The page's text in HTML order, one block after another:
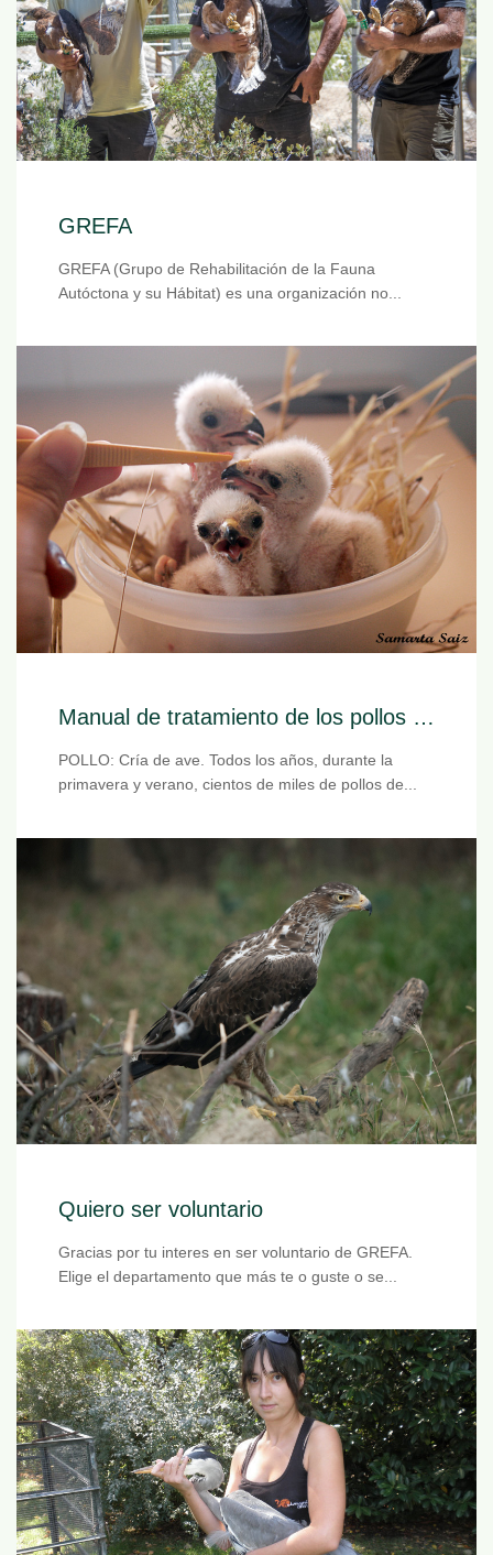
GREFA
GREFA (Grupo de Rehabilitación de la Fauna
Autóctona y su Hábitat) es una organización no...
Manual de tratamiento de los pollos huérfanos
POLLO: Cría de ave. Todos los años, durante la
primavera y verano, cientos de miles de pollos de...
Quiero ser voluntario
Gracias por tu interes en ser voluntario de GREFA.
Elige el departamento que más te o guste o se...